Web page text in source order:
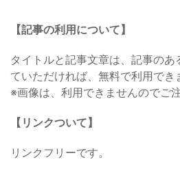
【記事の利用について】
タイトルと記事文章は、記事の
ていただければ、無料で利用でき
※画像は、利用できませんのでご
【リンクついて】
リンクフリーです。